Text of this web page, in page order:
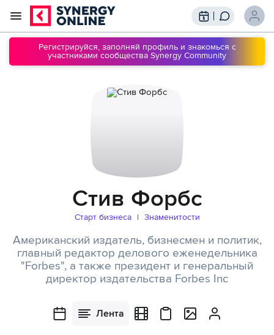
Регистрируйся, заполняй профиль и знакомься с
участниками сообщества Synergy Community
Трансляции
Вебинары
Обучение
Знания
Подписки
Стив Форбс
Старт бизнеса Знаменитости
Американский издатель, бизнесмен и политик,
главный редактор делового еженедельника
"Forbes", а также президент и генеральный
директор издательства Forbes Inc
Лента